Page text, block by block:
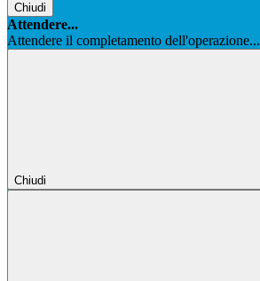
Chiudi
Attendere...
Attendere il completamento dell'operazione...
Chiudi